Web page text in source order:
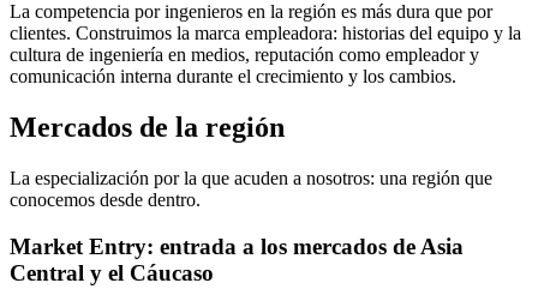
La competencia por ingenieros en la región es más dura que por
clientes. Construimos la marca empleadora: historias del equipo y la
cultura de ingeniería en medios, reputación como empleador y
comunicación interna durante el crecimiento y los cambios.
Mercados de la región
La especialización por la que acuden a nosotros: una región que
conocemos desde dentro.
Market Entry: entrada a los mercados de Asia
Central y el Cáucaso